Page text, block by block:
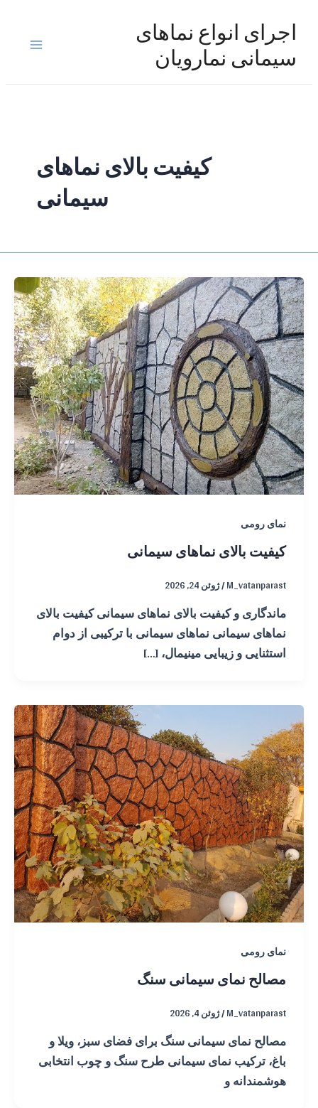
اجرای انواع نماهای
سیمانی نمارویان
Main
کیفیت بالای نماهای
سیمانی
نمای رومی
کیفیت بالای نماهای سیمانی
M_vatanparast
/ژوئن 24, 2026
ماندگاری و کیفیت بالای نماهای سیمانی کیفیت بالای
نماهای سیمانی نماهای سیمانی با ترکیبی از دوام
استثنایی و زیبایی مینیمال، […]
نمای رومی
مصالح نمای سیمانی سنگ
M_vatanparast
/ژوئن 4, 2026
مصالح نمای سیمانی سنگ برای فضای سبز، ویلا و
باغ، ترکیب نمای سیمانی طرح سنگ و چوب انتخابی
هوشمندانه و